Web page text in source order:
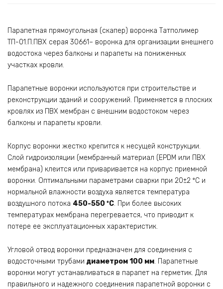
Парапетная прямоугольная (скапер) воронка Татполимер
ТП-01.П.ПВХ серая 30661– воронка для организации внешнего
водостока через балконы и парапеты на пониженных
участках кровли.
Парапетные воронки используются при строительстве и
реконструкции зданий и сооружений. Применяется в плоских
кровлях из ПВХ мембран с внешним водостоком через
балконы и парапеты кровли.
Корпус воронки жестко крепится к несущей конструкции.
Слой гидроизоляции (мембранный материал (EPDM или ПВХ
мембрана) клеится или приваривается на корпус приемной
воронки. Оптимальными параметрами сварки при 20±2 ºС и
нормальной влажности воздуха является температура
воздушного потока 450-550 ºС. При более высоких
температурах мембрана перегревается, что приводит к
потере ее эксплуатационных характеристик.
Угловой отвод воронки предназначен для соединения с
водосточными трубами диаметром 100 мм. Парапетные
воронки могут устанавливаться в парапет на герметик. Для
правильного и надежного соединения парапетной воронки с